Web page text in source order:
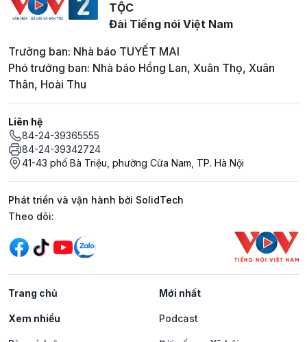
TỘC
Đài Tiếng nói Việt Nam
Trưởng ban: Nhà báo TUYẾT MAI
Phó trưởng ban: Nhà báo Hồng Lan, Xuân Thọ, Xuân
Thân, Hoài Thu
Liên hệ
84-24-39365555
84-24-39342724
41-43 phố Bà Triệu, phường Cửa Nam, TP. Hà Nội
Phát triển và vận hành bởi SolidTech
Mạng xã hội
Theo dõi:
Trang chủ Mới nhất
Xem nhiều Podcast